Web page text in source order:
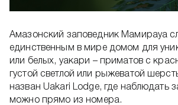
Амазонский заповедник Мамирауа
единственным в мире домом для
или белых, уакари – приматов с
густой светлой или рыжеватой
назван Uakari Lodge, где наблюдать
можно прямо из номера.